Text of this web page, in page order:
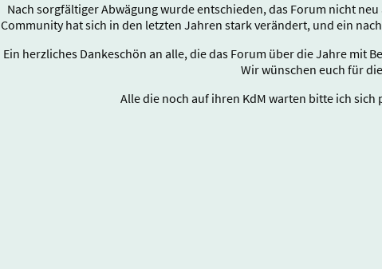
Nach sorgfältiger Abwägung wurde entschieden, das Forum nicht
Community hat sich in den letzten Jahren stark verändert, und ein
Ein herzliches Dankeschön an alle, die das Forum über die Jahre mit
Wir wünschen euch für
Alle die noch auf ihren KdM warten bitte ich